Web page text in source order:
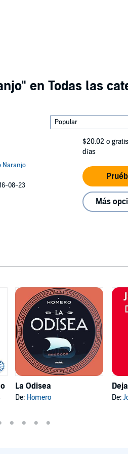
en Todas las
Naranjo
08-23
$20.02 o
días
Más
La Odisea
De: Homero De: